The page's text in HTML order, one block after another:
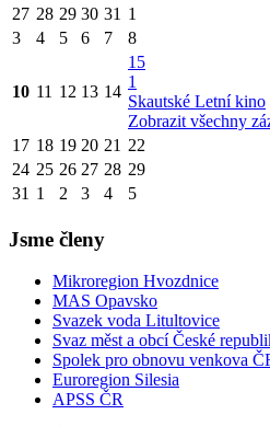
27 28 29 30 31 1
3
4 5 6 7 8
10 11 12 13 14
15
1
Skautské Letní kino
Zobrazit všechny
17 18 19 20 21 22
24 25 26 27 28 29
31 1 2 3 4 5
Jsme členy
Mikroregion Hvozdnice
MAS Opavsko
Svazek voda Litultovice
Svaz měst a obcí České
Spolek pro obnovu venkova
Euroregion Silesia
APSS ČR